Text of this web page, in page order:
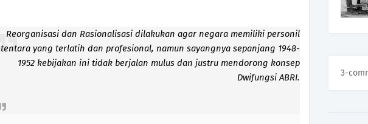
Reorganisasi dan Rasionalisasi dilakukan agar negara memiliki personil
tentara yang terlatih dan profesional, namun sayangnya sepanjang 1948-
1952 kebijakan ini tidak berjalan mulus dan justru mendorong konsep
Dwifungsi ABRI.
3-